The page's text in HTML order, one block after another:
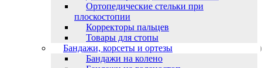
Ортопедические стельки при
плоскостопии
Корректоры пальцев
Товары для стопы
Бандажи, корсеты и ортезы
Бандажи на колено